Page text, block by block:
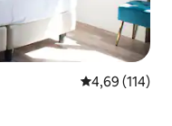
Средна
4,69 (114)